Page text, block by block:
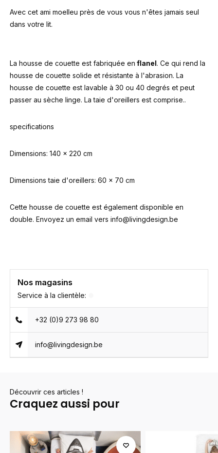
Avec cet ami moelleu près de vous vous n'êtes jamais seul
dans votre lit.
La housse de couette est fabriquée en flanel. Ce qui rend la
housse de couette solide et résistante à l'abrasion. La
housse de couette est lavable à 30 ou 40 degrés et peut
passer au sèche linge. La taie d'oreillers est comprise..
specifications
Dimensions: 140 x 220 cm
Dimensions taie d'oreillers: 60 x 70 cm
Cette housse de couette est également disponible en
double. Envoyez un email vers info@livingdesign.be
Nos magasins
Service à la clientèle:
+32 (0)9 273 98 80
info@livingdesign.be
Découvrir ces articles !
Craquez aussi pour